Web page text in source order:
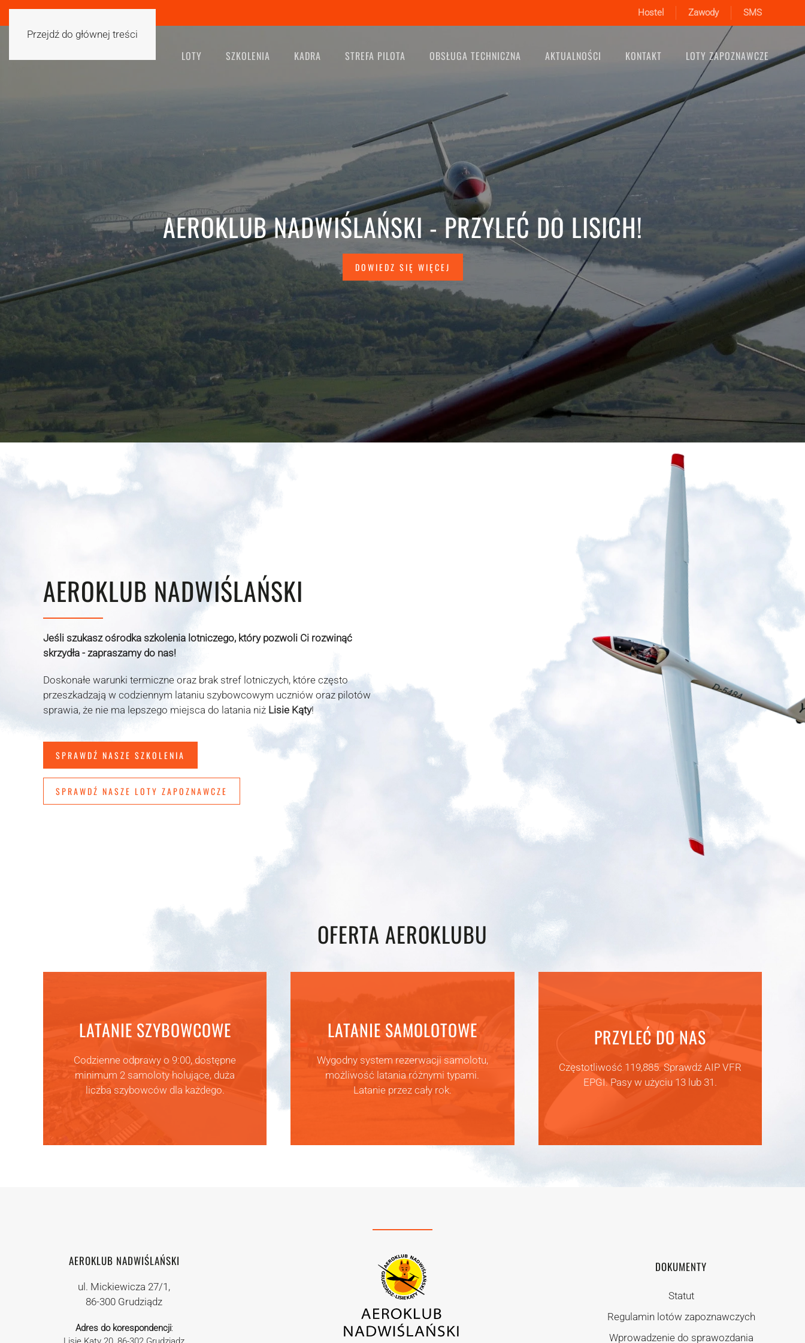
Przejdź do głównej treści
Hostel Zawody SMS
LOTY SZKOLENIA KADRA STREFA PILOTA OBSŁUGA TECHNICZNA AKTUALNOŚCI KONTAKT LOTY ZAPOZNAWCZE
AEROKLUB NADWIŚLAŃSKI - PRZYLEĆ DO LISICH!
DOWIEDZ SIĘ WIĘCEJ
AEROKLUB NADWIŚLAŃSKI
Jeśli szukasz ośrodka szkolenia lotniczego, który pozwoli Ci rozwinąć
skrzydła - zapraszamy do nas!
Doskonałe warunki termiczne oraz brak stref lotniczych, które często
przeszkadzają w codziennym lataniu szybowcowym uczniów oraz pilotów
sprawia, że nie ma lepszego miejsca do latania niż Lisie Kąty!
SPRAWDŹ NASZE SZKOLENIA
SPRAWDŹ NASZE LOTY ZAPOZNAWCZE
OFERTA AEROKLUBU
LATANIE SZYBOWCOWE
Codzienne odprawy o 9:00, dostępne
minimum 2 samoloty holujące, duża
liczba szybowców dla każdego.
LATANIE SAMOLOTOWE
Wygodny system rezerwacji samolotu,
możliwość latania różnymi typami.
Latanie przez cały rok.
PRZYLEĆ DO NAS
Częstotliwość 119,885. Sprawdź AIP VFR
EPGI. Pasy w użyciu 13 lub 31.
AEROKLUB NADWIŚLAŃSKI
ul. Mickiewicza 27/1,
86-300 Grudziądz
Adres do korespondencji:
DOKUMENTY
Statut
Regulamin lotów zapoznawczych
Wprowadzenie do sprawozdania